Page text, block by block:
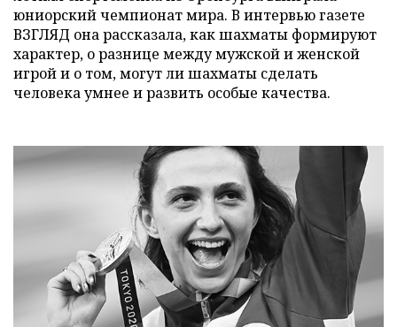
юниорский чемпионат мира. В интервью газете
ВЗГЛЯД она рассказала, как шахматы формируют
характер, о разнице между мужской и женской
игрой и о том, могут ли шахматы сделать
человека умнее и развить особые качества.